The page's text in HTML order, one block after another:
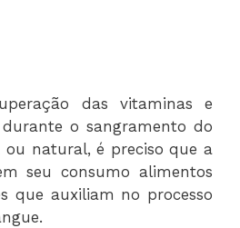
das vitaminas e
o sangramento do
ou natural, é preciso que a
seu consumo alimentos
que auxiliam no processo